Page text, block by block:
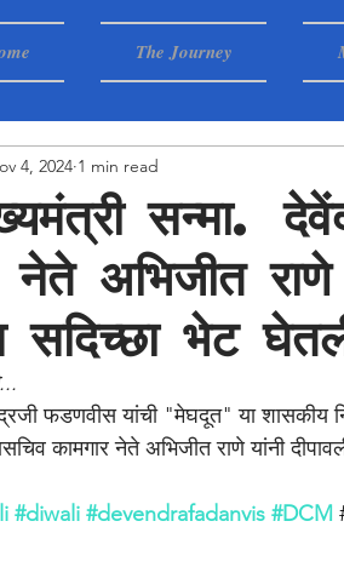
The Journey
सन्मा.
नेते अभिजीत राणे
सदिच्छा भेट
4, 2024 1 min read
फडणवीस यांची "मेघदूत" या शासकीय
कामगार नेते अभिजीत राणे यांनी
#diwali #devendrafadanvis #DCM